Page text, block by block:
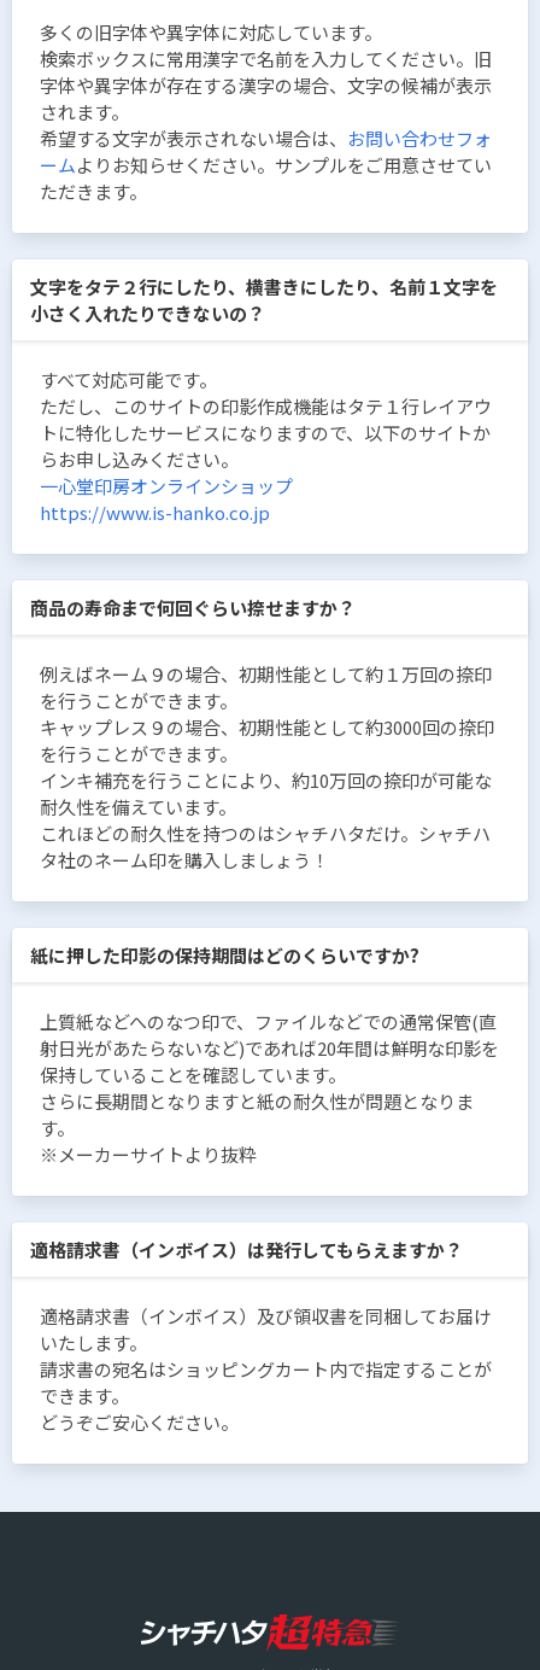
多くの旧字体や異字体に対応しています。
検索ボックスに常用漢字で名前を入力してください。旧
字体や異字体が存在する漢字の場合、文字の候補が表示
されます。
希望する文字が表示されない場合は、 お問い合わせフォ
ームよりお知らせください。サンプルをご用意させてい
ただきます。
文字をタテ２行にしたり、横書きにしたり、名前１文字を
小さく入れたりできないの？
すべて対応可能です。
ただし、このサイトの印影作成機能はタテ１行レイアウ
トに特化したサービスになりますので、以下のサイトか
らお申し込みください。
一心堂印房オンラインショップ
https://www.is-hanko.co.jp
商品の寿命まで何回ぐらい捺せますか？
例えばネーム９の場合、初期性能として約１万回の捺印
を行うことができます。
キャップレス９の場合、初期性能として約3000回の捺印
を行うことができます。
インキ補充を行うことにより、約10万回の捺印が可能な
耐久性を備えています。
これほどの耐久性を持つのはシャチハタだけ。シャチハ
タ社のネーム印を購入しましょう！
紙に押した印影の保持期間はどのくらいですか?
上質紙などへのなつ印で、ファイルなどでの通常保管(直
射日光があたらないなど)であれば20年間は鮮明な印影を
保持していることを確認しています。
さらに長期間となりますと紙の耐久性が問題となりま
す。
※メーカーサイトより抜粋
適格請求書（インボイス）は発行してもらえますか？
適格請求書（インボイス）及び領収書を同梱してお届け
いたします。
請求書の宛名はショッピングカート内で指定することが
できます。
どうぞご安心ください。